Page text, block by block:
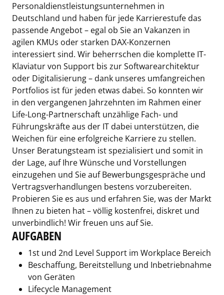
Personaldienstleistungsunternehmen in
Deutschland und haben für jede Karrierestufe das
passende Angebot – egal ob Sie an Vakanzen in
agilen KMUs oder starken DAX-Konzernen
interessiert sind. Wir beherrschen die komplette IT-
Klaviatur von Support bis zur Softwarearchitektur
oder Digitalisierung – dank unseres umfangreichen
Portfolios ist für jeden etwas dabei. So konnten wir
in den vergangenen Jahrzehnten im Rahmen einer
Life-Long-Partnerschaft unzählige Fach- und
Führungskräfte aus der IT dabei unterstützen, die
Weichen für eine erfolgreiche Karriere zu stellen.
Unser Beratungsteam ist spezialisiert und somit in
der Lage, auf Ihre Wünsche und Vorstellungen
einzugehen und Sie auf Bewerbungsgespräche und
Vertragsverhandlungen bestens vorzubereiten.
Probieren Sie es aus und erfahren Sie, was der Markt
Ihnen zu bieten hat – völlig kostenfrei, diskret und
unverbindlich! Wir freuen uns auf Sie.
AUFGABEN
1st und 2nd Level Support im Workplace Bereich
Beschaffung, Bereitstellung und Inbetriebnahme
von Geräten
Lifecycle Management